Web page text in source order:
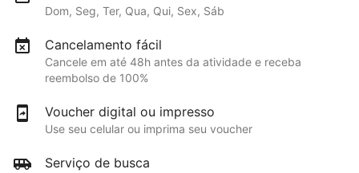
Dom, Seg, Ter, Qua, Qui, Sex, Sáb
Cancelamento fácil
Cancele em até 48h antes da atividade e receba
reembolso de 100%
Voucher digital ou impresso
Use seu celular ou imprima seu voucher
Serviço de busca